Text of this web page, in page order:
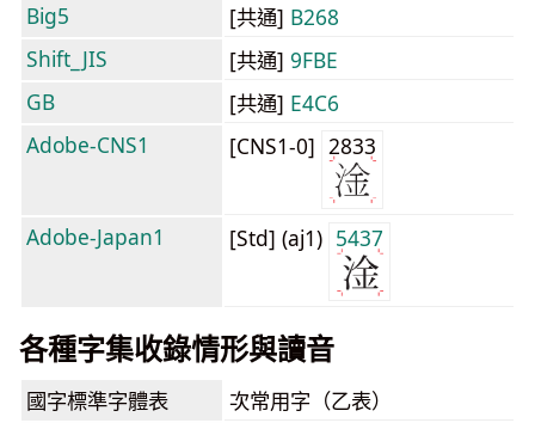
Big5 [共通] B268
Shift_JIS
[共通] 9FBE
GB
[共通] E4C6
Adobe-CNS1
[CNS1-0] 2833
Adobe-Japan1 [Std] (aj1) 5437
各種字集收錄情形與讀音
國字標準字體表 次常用字（乙表）